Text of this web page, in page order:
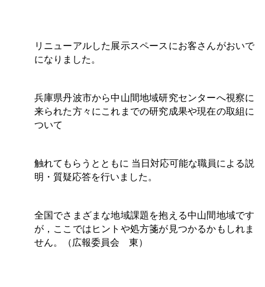
リニューアルした展示スペースにお客さんがおいで
になりました。
兵庫県丹波市から中山間地域研究センターへ視察に
来られた方々にこれまでの研究成果や現在の取組に
ついて
触れてもらうとともに 当日対応可能な職員による説
明・質疑応答を行いました。
全国でさまざまな地域課題を抱える中山間地域です
が，ここではヒントや処方箋が見つかるかもしれま
せん。（広報委員会 東）